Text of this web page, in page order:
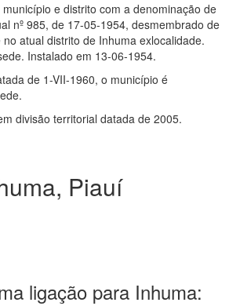
e distrito com a denominação de
nº 985, de 17-05-1954, desmembrado de
atual distrito de Inhuma exlocalidade.
Instalado em 13-06-1954.
de 1-VII-1960, o município é
divisão territorial datada de 2005.
Piauí
ligação para Inhuma: